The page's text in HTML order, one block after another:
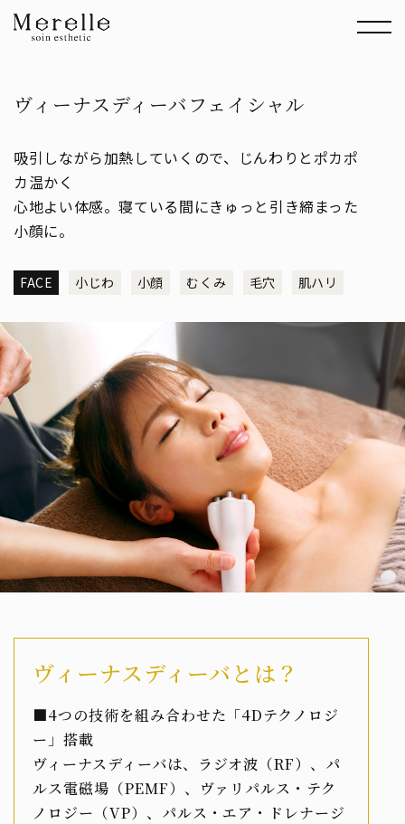
ヴィーナスディーバフェイシャル
吸引しながら加熱していくので、じんわりとポカポ
カ温かく
心地よい体感。寝ている間にきゅっと引き締まった
小顔に。
FACE 小じわ 小顔 むくみ 毛穴 肌ハリ
ヴィーナスディーバとは？
■4つの技術を組み合わせた「4Dテクノロジ
ー」搭載
ヴィーナスディーバは、ラジオ波（RF）、パ
ルス電磁場（PEMF）、ヴァリパルス・テク
ノロジー（VP）、パルス・エア・ドレナージ